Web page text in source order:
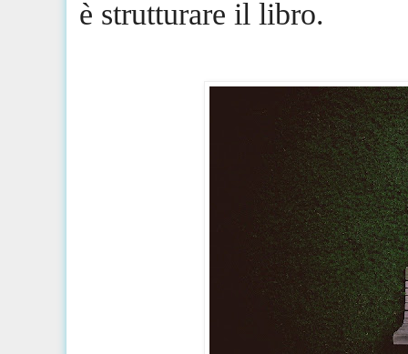
è strutturare il libro.